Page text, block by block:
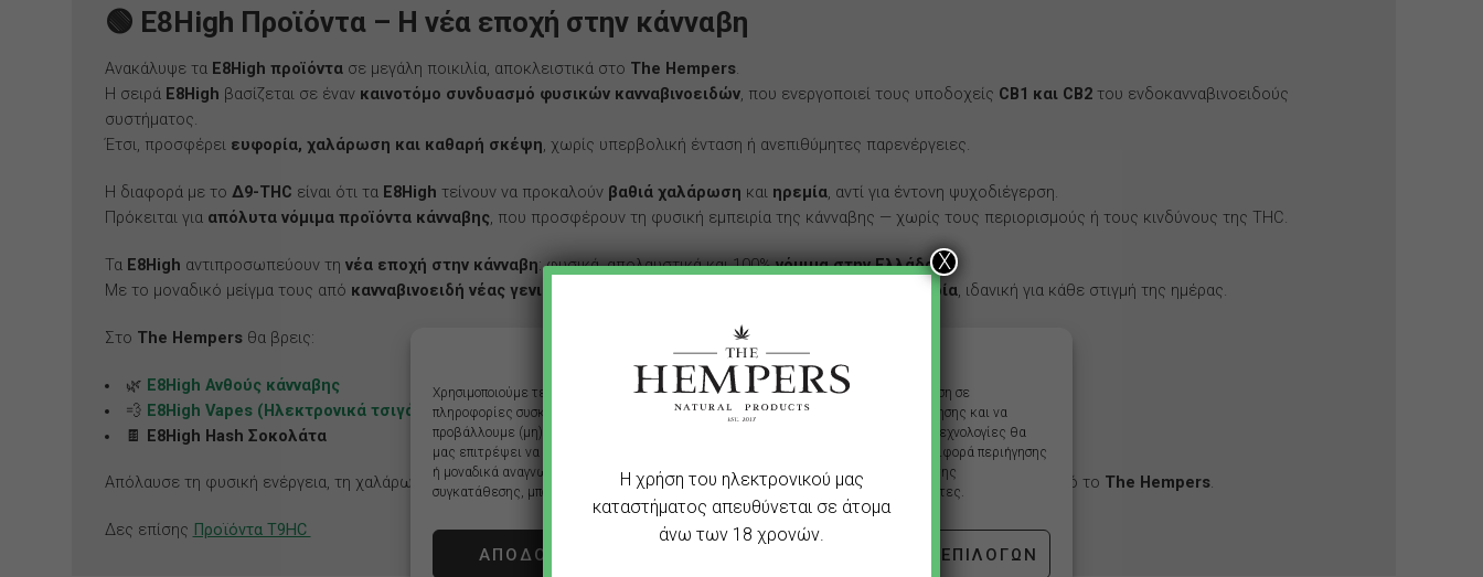
Διαχειριστείτε την ιδιωτικότητά σας
Χρησιμοποιούμε τεχνολογίες όπως τα cookies για την αποθήκευση ή/και την πρόσβαση σε
πληροφορίες συσκευών. Αυτό το κάνουμε για να βελτιώσουμε την εμπειρία περιήγησης και να
προβάλλουμε (μη) εξατομικευμένες διαφημίσεις. Η συγκατάθεση για τις εν λόγω τεχνολογίες θα
μας επιτρέψει να επεξεργαστούμε δεδομένα προσωπικού χαρακτήρα, όπως συμπεριφορά περιήγησης
ή μοναδικά αναγνωριστικά σε αυτόν τον ιστότοπο. Η μη συγκατάθεση ή η ανάκληση της
συγκατάθεσης, μπορεί να επηρεάσει αρνητικά ορισμένες λειτουργίες και δυνατότητες.
ΑΠΟΔΟΧΉ ΔΙΑΧΕΊΡΙΣΗ ΕΠΙΛΟΓΏΝ
🟢 E8High Προϊόντα – Η νέα εποχή στην κάνναβη
Ανακάλυψε τα E8High προϊόντασε μεγάλη ποικιλία, αποκλειστικά στο The Hempers.
Η σειρά E8High βασίζεται σε έναν καινοτόμο συνδυασμό φυσικών κανναβινοειδών, που ενεργοποιεί τους υποδοχείς CB1 και CB2του ενδοκανναβινοειδούς
συστήματος.
Έτσι, προσφέρει ευφορία, χαλάρωση και καθαρή σκέψη, χωρίς υπερβολική ένταση ή ανεπιθύμητες παρενέργειες.
Η διαφορά με το Δ9-THC είναι ότι τα E8High τείνουν να προκαλούν βαθιά χαλάρωση και ηρεμία, αντί για έντονη ψυχοδιέγερση.
Πρόκειται για απόλυτα νόμιμα προϊόντα κάνναβης, που προσφέρουν τη φυσική εμπειρία της κάνναβης — χωρίς τους περιορισμούς ή τους κινδύνους της THC.
Τα E8High αντιπροσωπεύουν τη νέα εποχή στην κάνναβη: φυσικά, απολαυστικά και 100%νόμιμα στην Ελλάδα.
Με το μοναδικό μείγμα τους από κανναβινοειδή νέας γενιάς πλήρη αλλά ισορροπημένη εμπειρία, ιδανική για κάθε στιγμή της ημέρας.
Στο The Hempersθα βρεις:
🌿 E8High Ανθούς κάνναβης
💨 E8High Vapes (Ηλεκτρονικά τσιγάρα μιας χρήσης)
🍫
E8High Hash Σοκολάτα
Απόλαυσε τη φυσική ενέργεια, τη χαλάρωση και τη διαύγεια των E8High προϊόντων, με εγγύηση ποιότητας και αυθεντικότητας από το The Hempers.
Δες επίσης Προϊόντα T9HC
Η χρήση του ηλεκτρονικού μας
καταστήματος απευθύνεται σε άτομα
άνω των 18 χρονών.
Χ